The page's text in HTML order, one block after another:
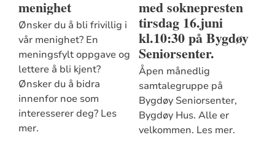
menighet
Ønsker du å bli frivillig i
vår menighet? En
meningsfylt oppgave og
lettere å bli kjent?
Ønsker du å bidra
innenfor noe som
interesserer deg? Les
mer.
med soknepresten
tirsdag 16.juni
kl.10:30 på Bygdøy
Seniorsenter.
Åpen månedlig
samtalegruppe på
Bygdøy Seniorsenter,
Bygdøy Hus. Alle er
velkommen. Les mer.